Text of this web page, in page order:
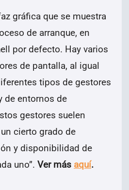
gráfica que se muestra
de arranque, en
por defecto. Hay varios
de pantalla, al igual
tipos de gestores
de entornos de
gestores suelen
cierto grado de
y disponibilidad de
uno”. Ver más aquí.